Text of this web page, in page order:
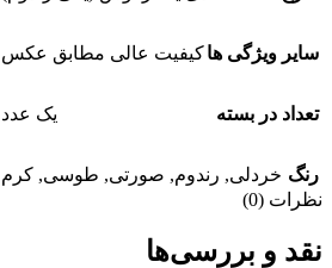
سایر ویژگی هاکیفیت عالی مطابق عکس
تعداد در بسته یک عدد
رنگ خردلی, رندوم, صورتی, طوسی, کرم
نظرات (0)
نقد و بررسی‌ها